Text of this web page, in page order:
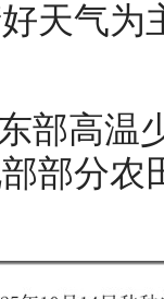
天气为
部高温
部分农